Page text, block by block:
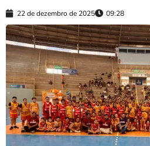
22 de dezembro de 2025 09:28